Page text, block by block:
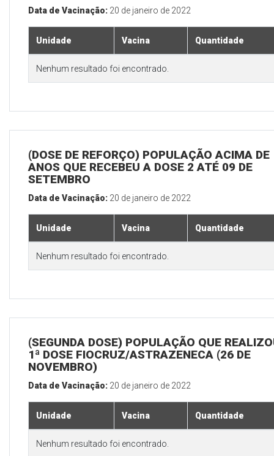
Data de Vacinação: 20 de janeiro de 2022
Unidade Vacina Quantidade
Nenhum resultado foi encontrado.
(DOSE DE REFORÇO) POPULAÇÃO ACIMA DE
ANOS QUE RECEBEU A DOSE 2 ATÉ 09 DE
SETEMBRO
Data de Vacinação: 20 de janeiro de 2022
Unidade Vacina Quantidade
Nenhum resultado foi encontrado.
(SEGUNDA DOSE) POPULAÇÃO QUE
1ª DOSE FIOCRUZ/ASTRAZENECA (26 DE
NOVEMBRO)
Data de Vacinação: 20 de janeiro de 2022
Unidade Vacina Quantidade
Nenhum resultado foi encontrado.